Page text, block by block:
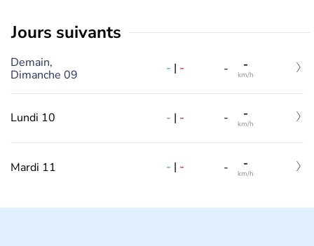
jours suivants
Demain,
Dimanche 09
- | - - -
km/h
Lundi 10 - | - - -
km/h
Mardi 11 - | - - -
km/h